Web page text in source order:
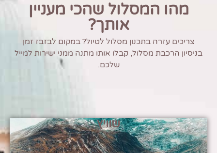
מהו המסלול שהכי מעניין
אותך?
צריכים עזרה בתכנון מסלול לטיול? במקום לבזבז זמן
בניסיון הרכבת מסלול, קבלו אותו מתנה ממני ישירות למייל
שלכם.
שוויץ